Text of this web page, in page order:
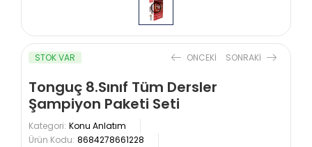
STOK VAR ONCEKI SONRAKI
Tonguç 8.Sınıf Tüm Dersler
Şampiyon Paketi Seti
Kategori: Konu Anlatım
Ürün Kodu: 8684278661228